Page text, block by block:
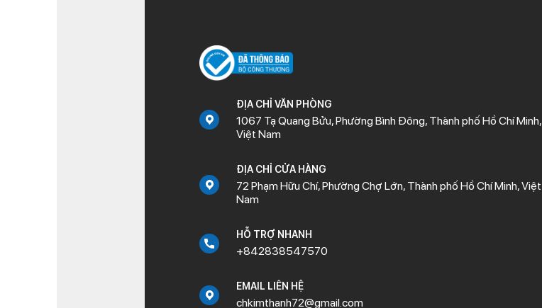
ĐỊA CHỈ VĂN PHÒNG
1067 Tạ Quang Bửu, Phường Bình Đông, Thành phố Hồ Chí Minh,
Việt Nam
ĐỊA CHỈ CỬA HÀNG
72 Phạm Hữu Chí, Phường Chợ Lớn, Thành phố Hồ Chí Minh, Việt
Nam
HỖ TRỢ NHANH
+842838547570
EMAIL LIÊN HỆ
chkimthanh72@gmail.com